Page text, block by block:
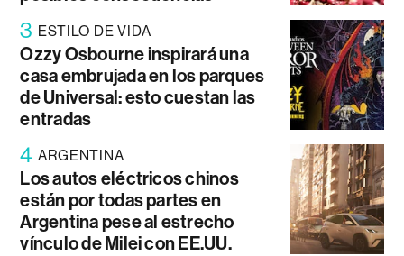
3 ESTILO DE VIDA
Ozzy Osbourne inspirará una
casa embrujada en los parques
de Universal: esto cuestan las
entradas
4 ARGENTINA
Los autos eléctricos chinos
están por todas partes en
Argentina pese al estrecho
vínculo de Milei con EE.UU.